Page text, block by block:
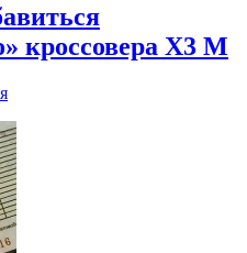
кроссовера X3 M